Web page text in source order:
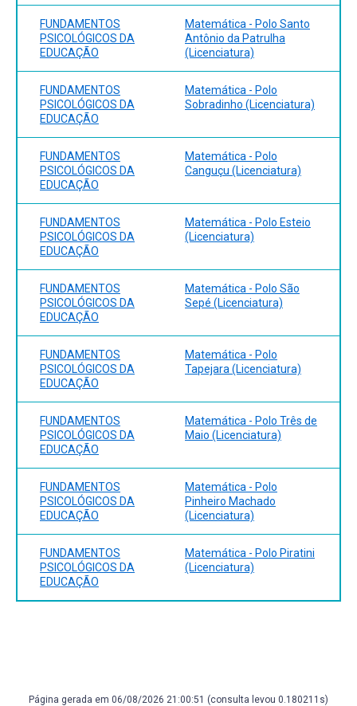
FUNDAMENTOS
PSICOLÓGICOS DA
EDUCAÇÃO
Matemática - Polo Santo
Antônio da Patrulha
(Licenciatura)
FUNDAMENTOS
PSICOLÓGICOS DA
EDUCAÇÃO
Matemática - Polo
Sobradinho (Licenciatura)
FUNDAMENTOS
PSICOLÓGICOS DA
EDUCAÇÃO
Matemática - Polo
Canguçu (Licenciatura)
FUNDAMENTOS
PSICOLÓGICOS DA
EDUCAÇÃO
Matemática - Polo Esteio
(Licenciatura)
FUNDAMENTOS
PSICOLÓGICOS DA
EDUCAÇÃO
Matemática - Polo São
Sepé (Licenciatura)
FUNDAMENTOS
PSICOLÓGICOS DA
EDUCAÇÃO
Matemática - Polo
Tapejara (Licenciatura)
FUNDAMENTOS
PSICOLÓGICOS DA
EDUCAÇÃO
Matemática - Polo Três de
Maio (Licenciatura)
FUNDAMENTOS
PSICOLÓGICOS DA
EDUCAÇÃO
Matemática - Polo
Pinheiro Machado
(Licenciatura)
FUNDAMENTOS
PSICOLÓGICOS DA
EDUCAÇÃO
Matemática - Polo Piratini
(Licenciatura)
Página gerada em 06/08/2026 21:00:51 (consulta levou 0.180211s)